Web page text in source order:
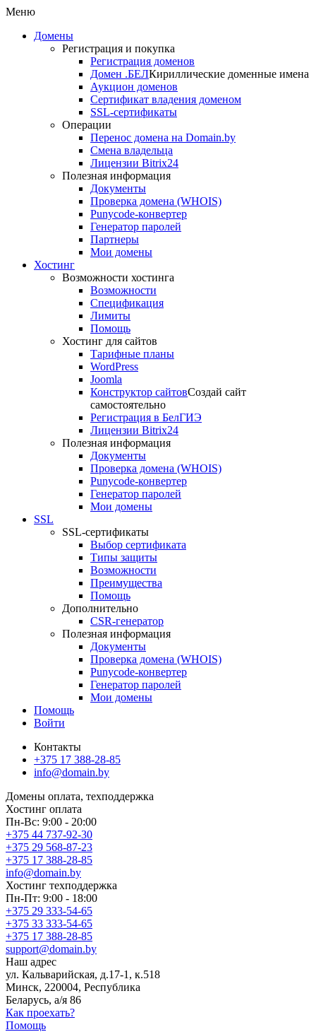
Меню
Домены
Регистрация и покупка
Регистрация доменов
Домен .БЕЛКириллические доменные имена
Аукцион доменов
Сертификат владения доменом
SSL-сертификаты
Операции
Перенос домена на Domain.by
Смена владельца
Лицензии Bitrix24
Полезная информация
Документы
Проверка домена (WHOIS)
Punycode-конвертер
Генератор паролей
Партнеры
Мои домены
Хостинг
Возможности хостинга
Возможности
Спецификация
Лимиты
Помощь
Хостинг для сайтов
Тарифные планы
WordPress
Joomla
Конструктор сайтовСоздай сайт
самостоятельно
Регистрация в БелГИЭ
Лицензии Bitrix24
Полезная информация
Документы
Проверка домена (WHOIS)
Punycode-конвертер
Генератор паролей
Мои домены
SSL
SSL-сертификаты
Выбор сертификата
Типы защиты
Возможности
Преимущества
Помощь
Дополнительно
CSR-генератор
Полезная информация
Документы
Проверка домена (WHOIS)
Punycode-конвертер
Генератор паролей
Мои домены
Помощь
Войти
Контакты
+375 17 388-28-85
info@domain.by
Домены оплата, техподдержка
Хостинг оплата
Пн-Вс: 9:00 - 20:00
+375 44 737-92-30
+375 29 568-87-23
+375 17 388-28-85
info@domain.by
Хостинг техподдержка
Пн-Пт: 9:00 - 18:00
+375 29 333-54-65
+375 33 333-54-65
+375 17 388-28-85
support@domain.by
Наш адрес
ул. Кальварийская, д.17-1, к.518
Минск, 220004, Республика
Беларусь, а/я 86
Как проехать?
Помощь